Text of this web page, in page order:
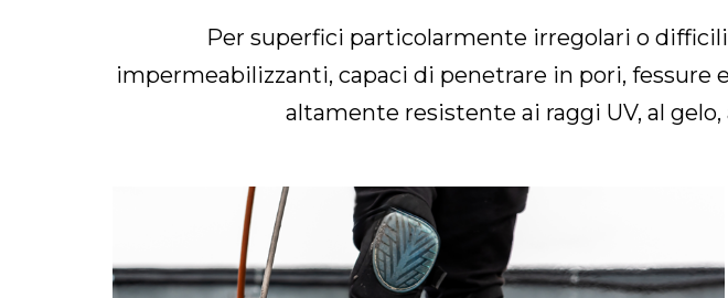
Per superfici particolarmente irregolari o
impermeabilizzanti, capaci di penetrare in pori,
altamente resistente ai raggi UV, al